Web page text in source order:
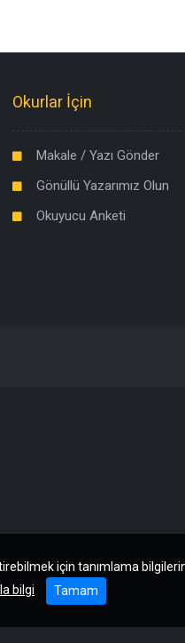
için tanımlama
bilgi Tamam
Okurlar İçin
Makale / Yazı Gönder
Gönüllü Yazarımız Olun
Okuyucu Anketi